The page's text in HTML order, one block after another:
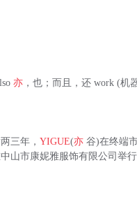
亦 ，也；而且，还 work (机
三年，YIGUE(亦 谷)在终端
山市康妮雅服饰有限公司举行